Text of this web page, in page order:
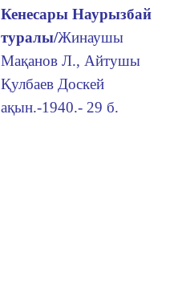
Кенесары Наурызбай
туралы/Жинаушы
Мақанов Л., Айтушы
Қулбаев Доскей
ақын.-1940.- 29 б.